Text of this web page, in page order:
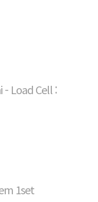
- Load Cell :
1set